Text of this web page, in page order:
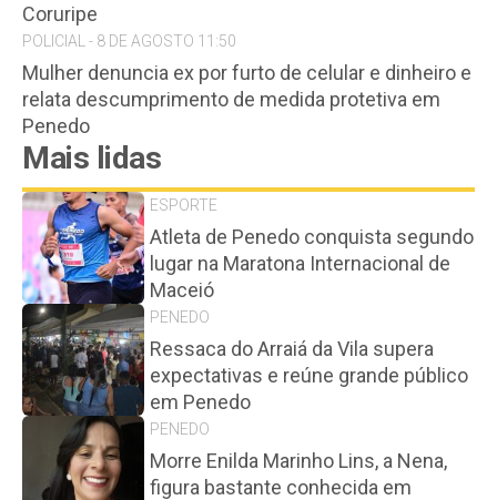
Coruripe
POLICIAL - 8 DE AGOSTO 11:50
Mulher denuncia ex por furto de celular e dinheiro e
relata descumprimento de medida protetiva em
Penedo
Mais lidas
ESPORTE
Atleta de Penedo conquista segundo
lugar na Maratona Internacional de
Maceió
PENEDO
Ressaca do Arraiá da Vila supera
expectativas e reúne grande público
em Penedo
PENEDO
Morre Enilda Marinho Lins, a Nena,
figura bastante conhecida em